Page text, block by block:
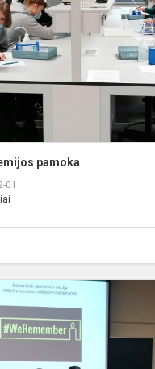
pamoka
01